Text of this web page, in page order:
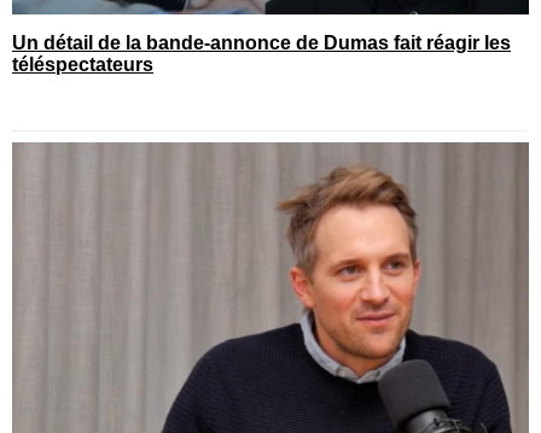
Un détail de la bande-annonce de Dumas fait réagir les
téléspectateurs